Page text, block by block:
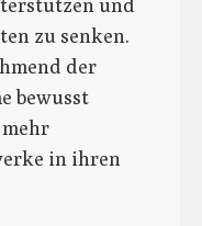
und
zu senken.
der
bewusst
in ihren